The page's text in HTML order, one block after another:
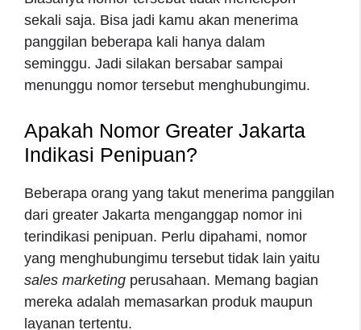
sekali saja. Bisa jadi kamu akan menerima
panggilan beberapa kali hanya dalam
seminggu. Jadi silakan bersabar sampai
menunggu nomor tersebut menghubungimu.
Apakah Nomor Greater Jakarta
Indikasi Penipuan?
Beberapa orang yang takut menerima panggilan
dari greater Jakarta menganggap nomor ini
terindikasi penipuan. Perlu dipahami, nomor
yang menghubungimu tersebut tidak lain yaitu
sales marketing perusahaan. Memang bagian
mereka adalah memasarkan produk maupun
layanan tertentu.